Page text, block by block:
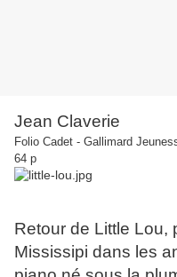
Jean Claverie
Folio Cadet - Gallimard
64 p
Retour de Little Lou,
Mississipi dans les